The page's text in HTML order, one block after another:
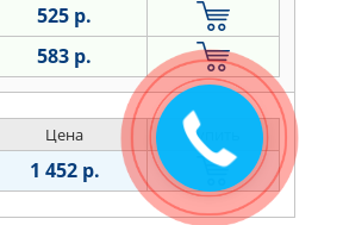
525 р.
583 р.
Цена Купить
1 452 р.